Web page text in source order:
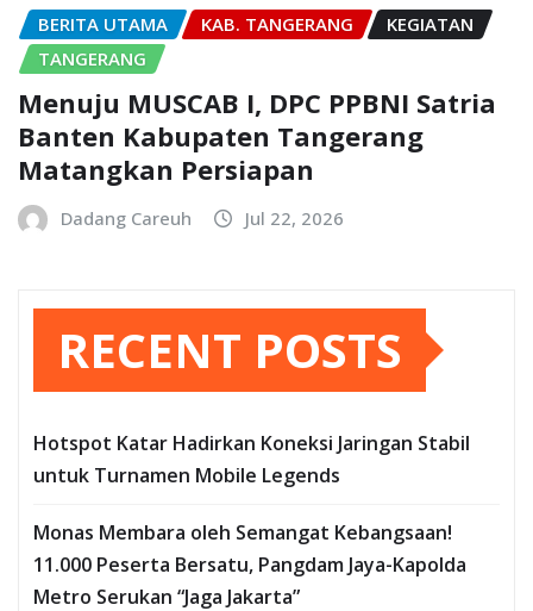
BERITA UTAMA KAB. TANGERANG
KEGIATAN
TANGERANG
Menuju MUSCAB I, DPC PPBNI Satria
Banten Kabupaten Tangerang
Matangkan Persiapan
Dadang Careuh Jul 22, 2026
RECENT POSTS
Hotspot Katar Hadirkan Koneksi Jaringan Stabil
untuk Turnamen Mobile Legends
Monas Membara oleh Semangat Kebangsaan!
11.000 Peserta Bersatu, Pangdam Jaya-Kapolda
Metro Serukan “Jaga Jakarta”